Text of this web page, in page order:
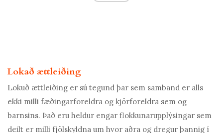
Lokað ættleiðing
Lokuð ættleiðing er sú tegund þar sem samband er alls
ekki milli fæðingarforeldra og kjörforeldra sem og
barnsins. Það eru heldur engar flokkunarupplýsingar sem
deilt er milli fjölskyldna um hvor aðra og dregur þannig í